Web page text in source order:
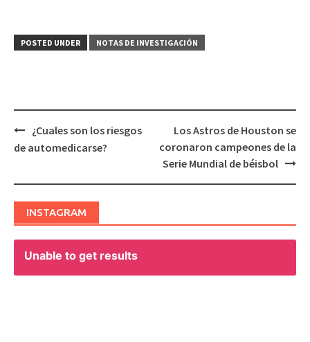
POSTED UNDER NOTAS DE INVESTIGACIÓN
Post
¿Cuales son los riesgos
de automedicarse?
Los Astros de Houston se
coronaron campeones de la
Serie Mundial de béisbol
INSTAGRAM
Unable to get results